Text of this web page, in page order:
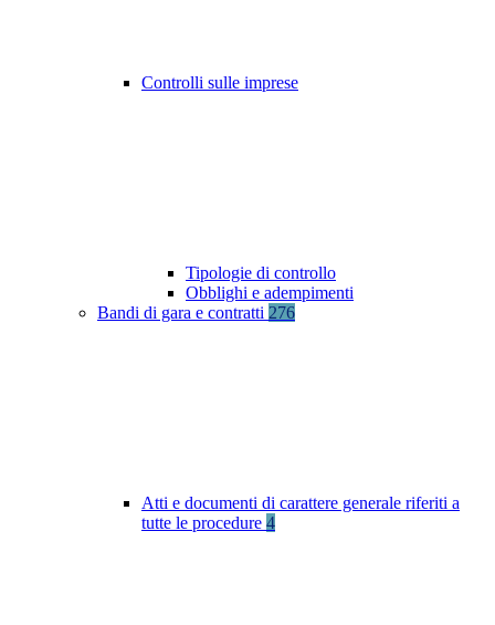
Controlli sulle imprese
Tipologie di controllo
Obblighi e adempimenti
Bandi di gara e contratti 276
Atti e documenti di carattere generale riferiti a
tutte le procedure 4